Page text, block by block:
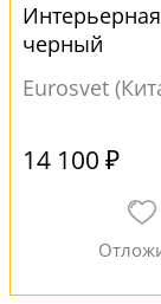
черный
Eurosvet
14 100 ₽